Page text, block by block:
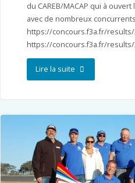
du CAREB/MACAP qui à
avec de nombreux
https://concours.f3a.fr/results/
https://concours.f3a.fr/results/
Lire la suite"CAREB/MACAP
Fare
les
Oliviers/Aix